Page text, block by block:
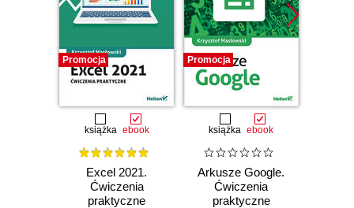
Promocja
książka ebook
Excel 2021.
Ćwiczenia
praktyczne
Promocja
książka ebook
Arkusze Google.
Ćwiczenia
praktyczne